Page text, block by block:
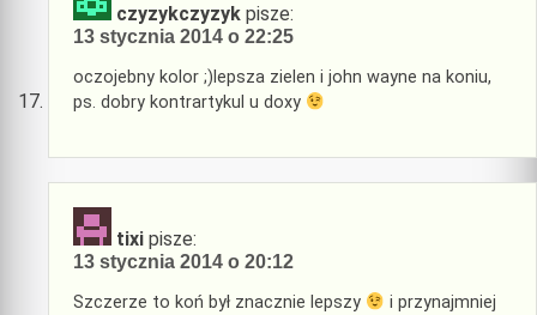
czyzykczyzyk pisze:
13 stycznia 2014 o 22:25
oczojebny kolor ;)lepsza zielen i john wayne na koniu,
ps. dobry kontrartykul u doxy
tixi pisze:
13 stycznia 2014 o 20:12
Szczerze to koń był znacznie lepszy
i przynajmniej